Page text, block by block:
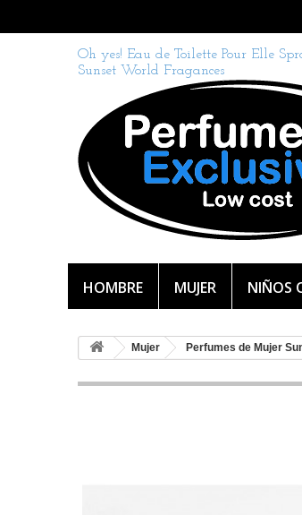
Oh yes! Eau de Toilette Pour Elle
Sunset World Fragances
HOMBRE MUJER NIÑOS
Mujer Perfumes de Mujer